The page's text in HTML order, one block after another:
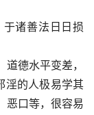
诸善法日日损
德水平变差，
淫的人极易学其
恶口等，很容易